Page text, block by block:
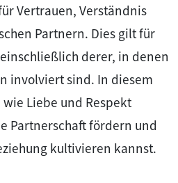
Vertrauen, Verständnis
Partnern. Dies gilt für
derer, in denen
involviert sind. In diesem
Liebe und Respekt
Partnerschaft fördern und
kultivieren kannst.